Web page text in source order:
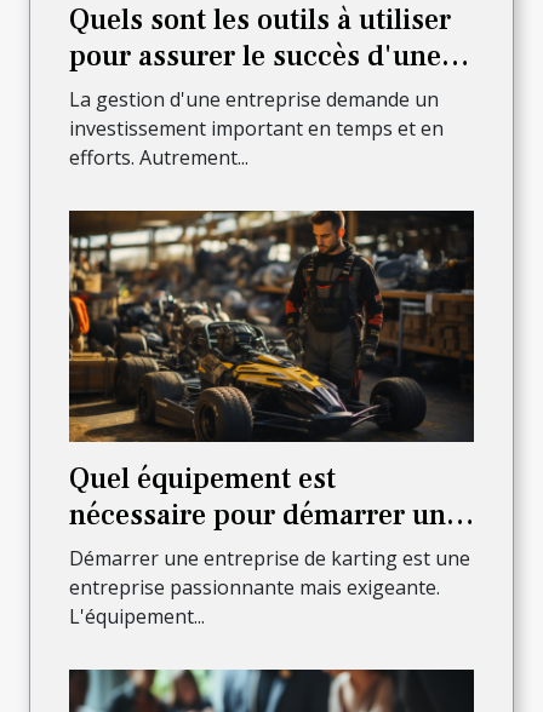
Quels sont les outils à utiliser
pour assurer le succès d'une
entreprise en ligne ?
La gestion d'une entreprise demande un
investissement important en temps et en
efforts. Autrement...
Quel équipement est
nécessaire pour démarrer une
entreprise de karting ?
Démarrer une entreprise de karting est une
entreprise passionnante mais exigeante.
L'équipement...